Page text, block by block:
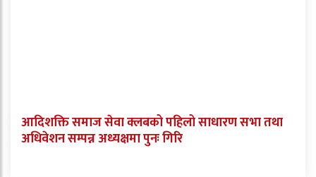
आदिशक्ति समाज सेवा क्लबको पहिलो साधारण सभा तथा
अधिवेशन सम्पन्न अध्यक्षमा पुनः गिरि